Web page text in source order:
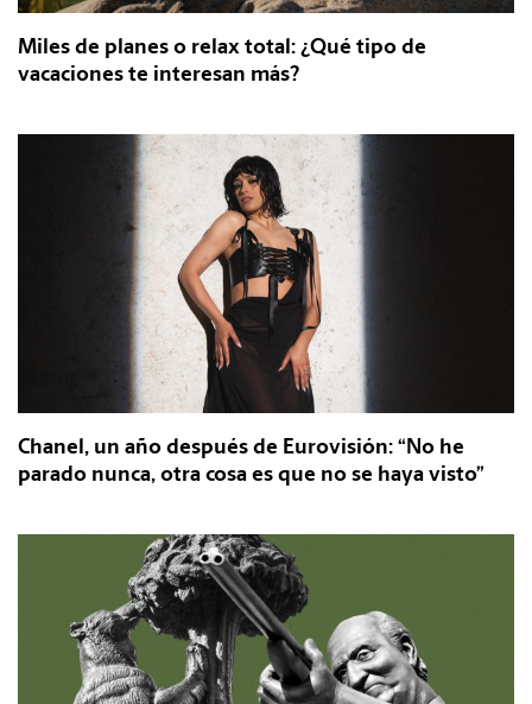
Miles de planes o relax total: ¿Qué tipo de
vacaciones te interesan más?
Chanel, un año después de Eurovisión: “No he
parado nunca, otra cosa es que no se haya visto”